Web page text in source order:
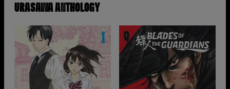
URASAWA ANTHOLOGY